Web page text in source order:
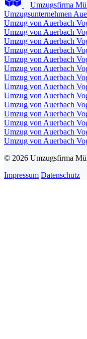
Umzugsfirma
Umzugsunternehmen
Umzug von Auerbach
Umzug von Auerbach
Umzug von Auerbach
Umzug von Auerbach
Umzug von Auerbach
Umzug von Auerbach
Umzug von Auerbach
Umzug von Auerbach
Umzug von Auerbach
Umzug von Auerbach
Umzug von Auerbach
Umzug von Auerbach
Umzug von Auerbach
Umzug von Auerbach
© 2026 Umzugsfirma
Impressum Datenschutz